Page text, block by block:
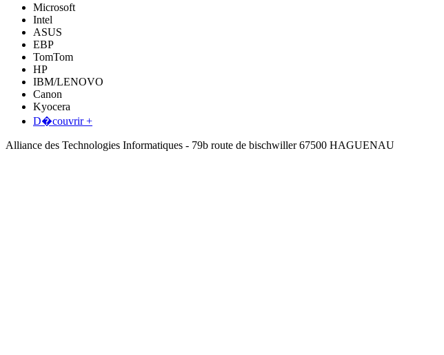
Microsoft
Intel
ASUS
EBP
TomTom
HP
IBM/LENOVO
Canon
Kyocera
D�couvrir +
Alliance des Technologies Informatiques - 79b route de bischwiller 67500 HAGUENAU